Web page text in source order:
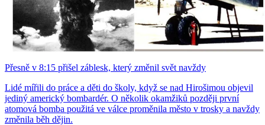
Přesně v 8:15 přišel záblesk, který změnil svět navždy
Lidé mířili do práce a děti do školy, když se nad Hirošimou objevil
jediný americký bombardér. O několik okamžiků později první
atomová bomba použitá ve válce proměnila město v trosky a navždy
změnila běh dějin.